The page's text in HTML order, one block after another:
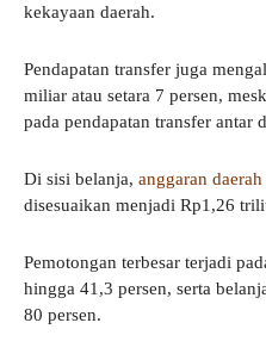
kekayaan daerah.
Pendapatan transfer juga
miliar atau setara 7 persen,
pada pendapatan transfer antar
Di sisi belanja, anggaran daerah
disesuaikan menjadi Rp1,26
Pemotongan terbesar terjadi
hingga 41,3 persen, serta
80 persen.